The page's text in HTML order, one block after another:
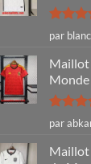
Note4
sur 5
par
Maillot
Note5
5
par
Maillot